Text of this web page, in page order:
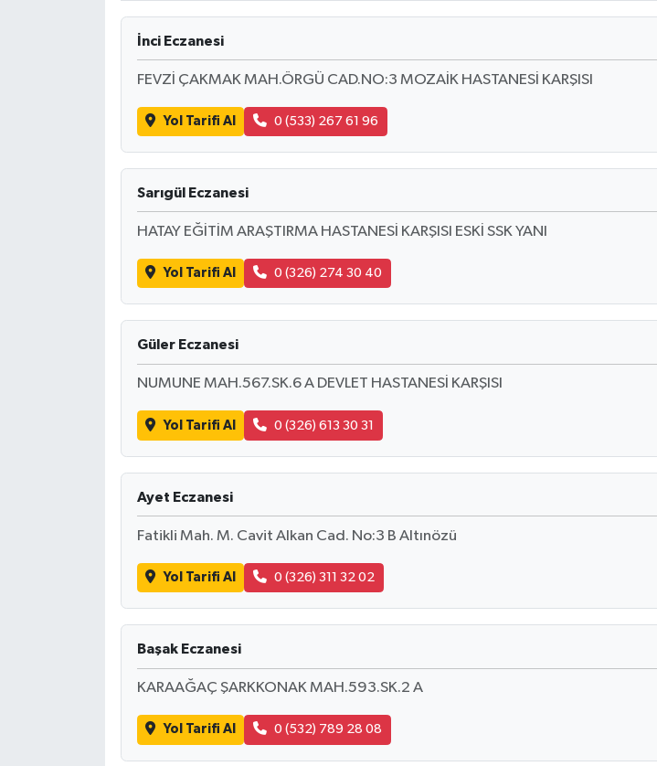
İnci Eczanesi
FEVZİ ÇAKMAK MAH.ÖRGÜ CAD.NO:3 MOZAİK HASTANESİ KARŞISI
Yol Tarifi Al 0 (533) 267 61 96
Sarıgül Eczanesi
HATAY EĞİTİM ARAŞTIRMA HASTANESİ KARŞISI ESKİ SSK YANI
Yol Tarifi Al 0 (326) 274 30 40
Güler Eczanesi
NUMUNE MAH.567.SK.6 A DEVLET HASTANESİ KARŞISI
Yol Tarifi Al 0 (326) 613 30 31
Ayet Eczanesi
Fatikli Mah. M. Cavit Alkan Cad. No:3 B Altınözü
Yol Tarifi Al 0 (326) 311 32 02
Başak Eczanesi
KARAAĞAÇ ŞARKKONAK MAH.593.SK.2 A
Yol Tarifi Al 0 (532) 789 28 08